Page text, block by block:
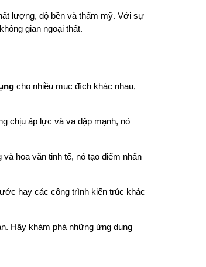
lượng, độ bền và thẩm mỹ. Với sự
gian ngoại thất.
cho nhiều mục đích khác nhau,
chịu áp lực và va đập mạnh, nó
hoa văn tinh tế, nó tạo điểm nhấn
hay các công trình kiến trúc khác
Hãy khám phá những ứng dụng